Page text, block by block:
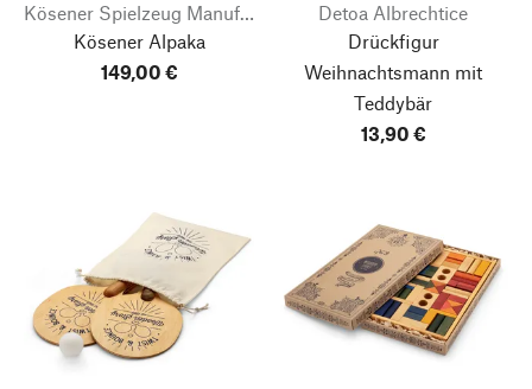
Kösener Spielzeug Manufaktur
Kösener Alpaka
149,00 €
Detoa Albrechtice
Drückfigur
Weihnachtsmann mit
Teddybär
13,90 €